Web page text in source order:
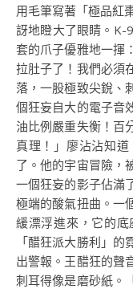
用毛筆寫著「極品
訝地瞪大了眼睛。K-
套的爪子優雅地一揮
拉肚子了！我們必須
落，一股極致尖銳、
個狂妄自大的電子音
油比例嚴重失衡！百
真理！」廖沾沾知
了。他的宇宙冒險，
一個狂妄的影子佔滿
極端的酸氣扭曲。一
緩漂浮進來，它的
「醋狂派大勝利」
出警報。王醋狂的聲
刺耳得像是磨砂紙。